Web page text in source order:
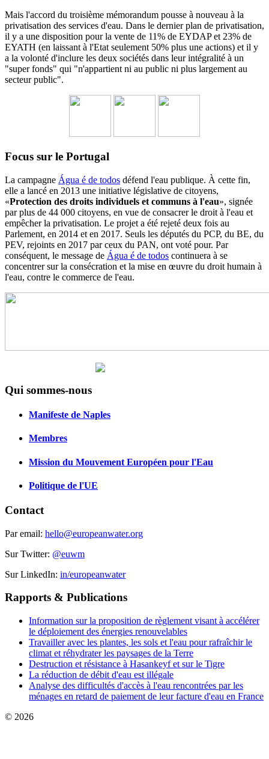
Mais l'accord du troisième mémorandum pousse à nouveau à la
privatisation des services d'eau. Dans le dernier plan de privatisation,
il y a une disposition pour la vente de 11% de EYDAP et 23% de
EYATH (en laissant à l'Etat seulement 50% plus une actions) et il y
a la volonté d'inclure les deux sociétés dans leur intégralité à un
"super fonds" qui "n'appartient ni au public ni plus largement au
secteur public".
Focus sur le Portugal
La campagne Água é de todos défend l'eau publique. À cette fin,
elle a lancé en 2013 une initiative législative de citoyens,
«Protection des droits individuels et communs à l'eau», signée
par plus de 44 000 citoyens, en vue de consacrer le droit à l'eau et
empêcher la privatisation. Le projet a été rejeté deux fois au
Parlement, en 2014 et en 2017. Seuls les députés du PCP, du BE, du
PEV, rejoints en 2017 par ceux du PAN, ont voté pour. Par
conséquent, le message de Água é de todos continuera à se
concentrer sur la consécration et la mise en œuvre du droit humain à
l'eau, contre le commerce de l'eau.
Qui sommes-nous
Manifeste de Naples
Membres
Mission du Mouvement Européen pour l'Eau
Politique de l'UE
Contact
Par email: hello@europeanwater.org
Sur Twitter: @euwm
Sur LinkedIn: in/europeanwater
Rapports & Publications
Information sur la proposition de règlement visant à accélérer
le déploiement des énergies renouvelables
Travailler avec les plantes, les sols et l'eau pour rafraîchir le
climat et réhydrater les paysages de la Terre
Destruction et résistance à Hasankeyf et sur le Tigre
La réduction de débit d'eau est illégale
Analyse des difficultés d'accès à l'eau rencontrées par les
ménages en retard de paiement de leur facture d'eau en France
© 2026